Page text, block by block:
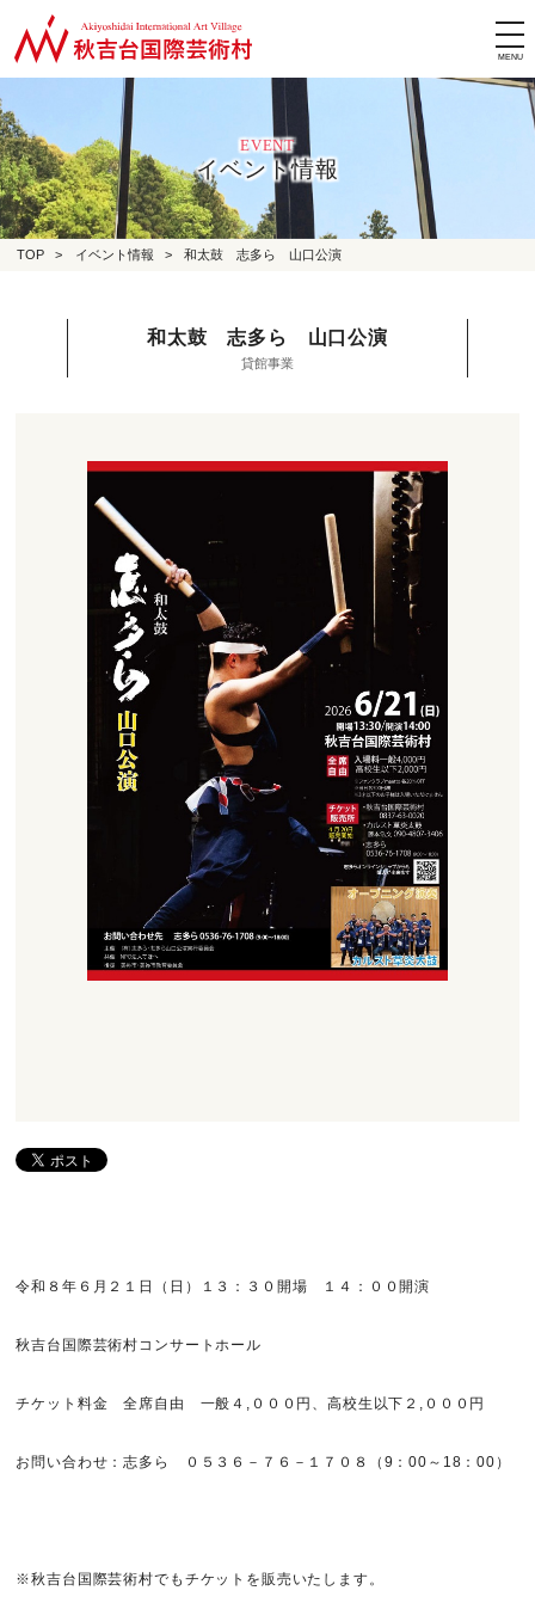
EVENT
イベント情報
TOP > イベント情報 > 和太鼓 志多ら 山口公演
和太鼓 志多ら 山口公演
貸館事業
令和８年６月２１日（日）１３：３０開場 １４：００開演
秋吉台国際芸術村コンサートホール
チケット料金 全席自由 一般４,０００円、高校生以下２,０００円
お問い合わせ：志多ら ０５３６－７６－１７０８（9：00～18：00）
※秋吉台国際芸術村でもチケットを販売いたします。